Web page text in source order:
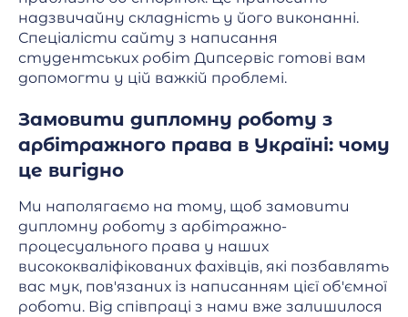
надзвичайну складність у його виконанні.
Спеціалісти сайту з написання
студентських робіт Дипсервіс готові вам
допомогти у цій важкій проблемі.
Замовити дипломну роботу з
арбітражного права в Україні: чому
це вигідно
Ми наполягаємо на тому, щоб замовити
дипломну роботу з арбітражно-
процесуального права у наших
висококваліфікованих фахівців, які позбавлять
вас мук, пов'язаних із написанням цієї об'ємної
роботи. Від співпраці з нами вже залишилося